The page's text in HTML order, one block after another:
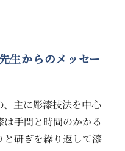
生からのメッセー
、主に彫漆技法を中心
は手間と時間のかかる
と研ぎを繰り返して漆